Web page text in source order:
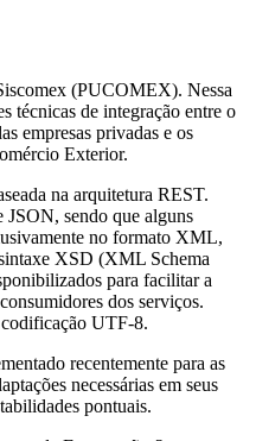
(PUCOMEX). Nessa
técnicas de integração entre o
empresas privadas e os
Exterior.
na arquitetura REST.
sendo que alguns
no formato XML,
XSD (XML Schema
para facilitar a
dos serviços.
UTF-8.
recentemente para as
necessárias em seus
pontuais.